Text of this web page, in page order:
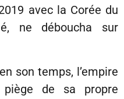
avec la Corée du
ne déboucha sur
son temps, l’empire
de sa propre